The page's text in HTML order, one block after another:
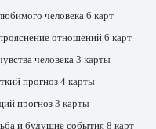
человека 6 карт
отношений 6 карт
человека 3 карты
прогноз 4 карты
прогноз 3 карты
и будущие события8 карт